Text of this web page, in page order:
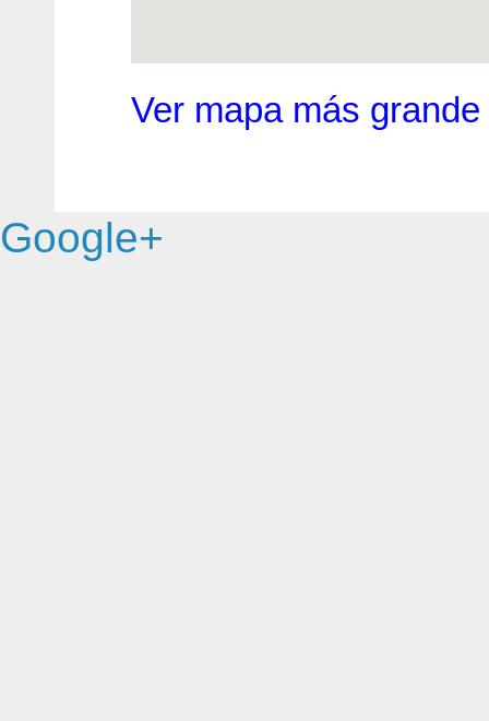
Ver mapa más grande
Google+